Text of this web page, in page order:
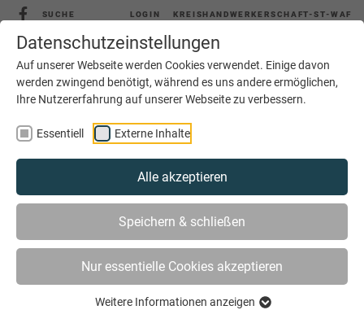
Datenschutzeinstellungen
Auf unserer Webseite werden Cookies verwendet. Einige davon
werden zwingend benötigt, während es uns andere ermöglichen,
Ihre Nutzererfahrung auf unserer Webseite zu verbessern.
Essentiell Externe Inhalte
Alle akzeptieren
Speichern & schließen
Nur essentielle Cookies akzeptieren
Weitere Informationen anzeigen
SUCHE LOGIN KREISHANDWERKERSCHAFT-ST-WAF
MENÜ